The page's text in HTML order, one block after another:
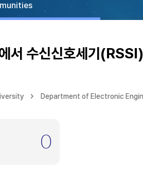
서 수신신호세기
Department of Electronic
0